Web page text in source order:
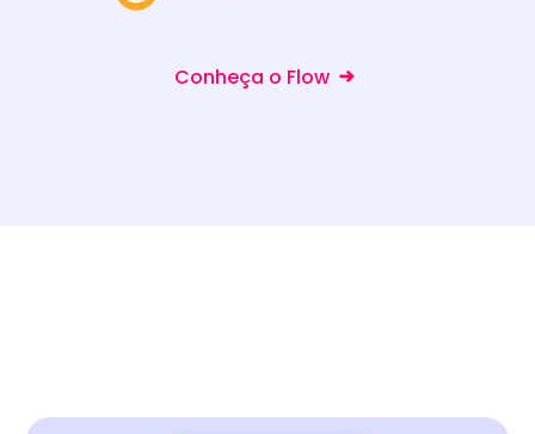
Conheça o Flow